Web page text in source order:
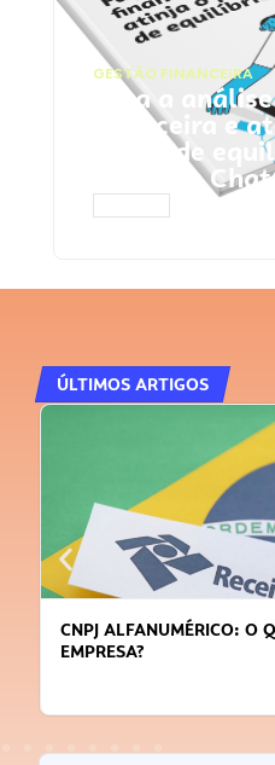
GESTÃO FINANCEIRA
Faça a análise
financeira e
ponto de
Prompts
ÚLTIMOS ARTIGOS
CNPJ ALFANUMÉRICO: O
EMPRESA?